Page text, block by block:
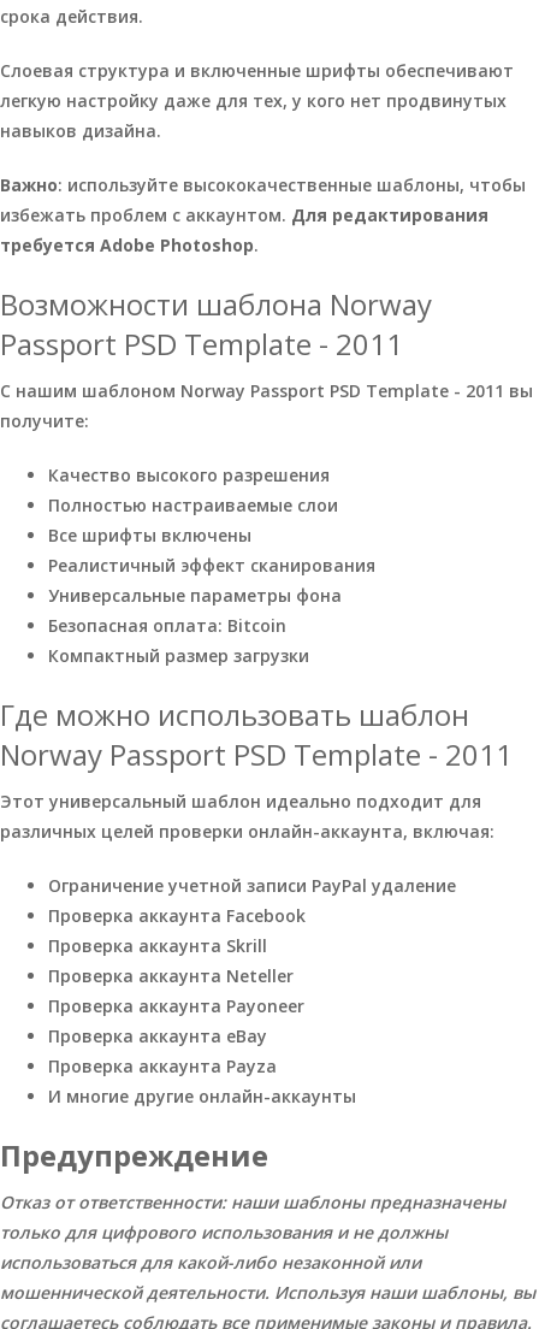
срока действия.
Слоевая структура и включенные шрифты обеспечивают
легкую настройку даже для тех, у кого нет продвинутых
навыков дизайна.
Важно: используйте высококачественные шаблоны, чтобы
избежать проблем с аккаунтом. Для редактирования
требуется Adobe Photoshop.
Возможности шаблона Norway
Passport PSD Template - 2011
С нашим шаблоном Norway Passport PSD Template - 2011 вы
получите:
Качество высокого разрешения
Полностью настраиваемые слои
Все шрифты включены
Реалистичный эффект сканирования
Универсальные параметры фона
Безопасная оплата: Bitcoin
Компактный размер загрузки
Где можно использовать шаблон
Norway Passport PSD Template - 2011
Этот универсальный шаблон идеально подходит для
различных целей проверки онлайн-аккаунта, включая:
Ограничение учетной записи PayPal удаление
Проверка аккаунта Facebook
Проверка аккаунта Skrill
Проверка аккаунта Neteller
Проверка аккаунта Payoneer
Проверка аккаунта eBay
Проверка аккаунта Payza
И многие другие онлайн-аккаунты
Предупреждение
Отказ от ответственности: наши шаблоны предназначены
только для цифрового использования и не должны
использоваться для какой-либо незаконной или
мошеннической деятельности. Используя наши шаблоны, вы
соглашаетесь соблюдать все применимые законы и правила.